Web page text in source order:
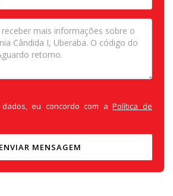
eu concordo com aPolítica de
ENVIAR MENSAGEM